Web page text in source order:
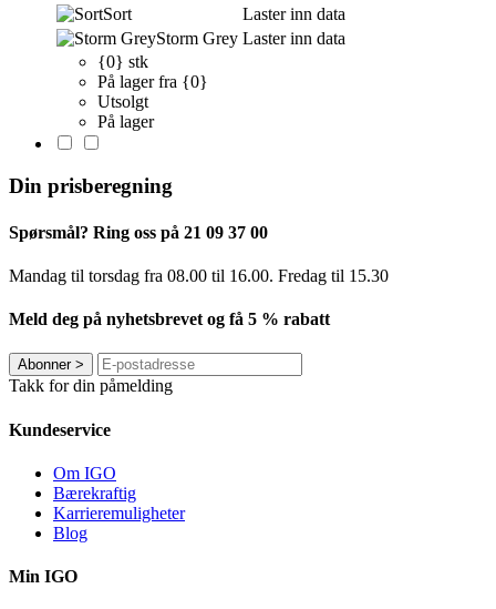
Sort
Laster inn data
Storm Grey Laster inn data
{0} stk
På lager fra {0}
Utsolgt
På lager
Din prisberegning
Spørsmål? Ring oss på 21 09 37 00
Mandag til torsdag ​​fra 08.00 til 16.00. Fredag til 15.30
Meld deg på nyhetsbrevet og få 5 % rabatt
Abonner>
Takk for din påmelding
Kundeservice
Om IGO
Bærekraftig
Karrieremuligheter
Blog
Min IGO